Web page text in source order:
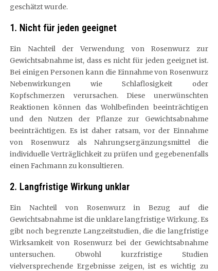
geschätzt wurde.
1. Nicht für jeden geeignet
Ein Nachteil der Verwendung von Rosenwurz zur
Gewichtsabnahme ist, dass es nicht für jeden geeignet ist.
Bei einigen Personen kann die Einnahme von Rosenwurz
Nebenwirkungen wie Schlaflosigkeit oder
Kopfschmerzen verursachen. Diese unerwünschten
Reaktionen können das Wohlbefinden beeinträchtigen
und den Nutzen der Pflanze zur Gewichtsabnahme
beeinträchtigen. Es ist daher ratsam, vor der Einnahme
von Rosenwurz als Nahrungsergänzungsmittel die
individuelle Verträglichkeit zu prüfen und gegebenenfalls
einen Fachmann zu konsultieren.
2. Langfristige Wirkung unklar
Ein Nachteil von Rosenwurz in Bezug auf die
Gewichtsabnahme ist die unklare langfristige Wirkung. Es
gibt noch begrenzte Langzeitstudien, die die langfristige
Wirksamkeit von Rosenwurz bei der Gewichtsabnahme
untersuchen. Obwohl kurzfristige Studien
vielversprechende Ergebnisse zeigen, ist es wichtig zu